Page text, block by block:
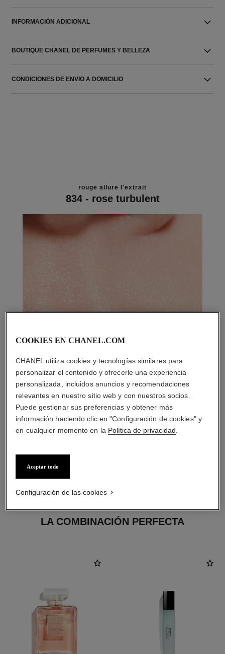
INFORMACIÓN ADICIONAL
BOUTIQUE CHANEL DE PERFUMES Y BELLEZA
CONDICIONES DE ENVIO A DOMICILIO
rouge allure l'extrait
834 - rose turbulent
LA COMBINACIÓN PERFECTA
COOKIES EN CHANEL.COM
CHANEL utiliza cookies y tecnologías similares para
personalizar el contenido y ofrecerle una experiencia
personalizada, incluidos anuncios y recomendaciones
relevantes en nuestro sitio web y con nuestros socios.
Puede gestionar sus preferencias y obtener más
información haciendo clic en "Configuración de cookies" y
en cualquier momento en la Política de privacidad
Aceptar todo
Configuración de las cookies